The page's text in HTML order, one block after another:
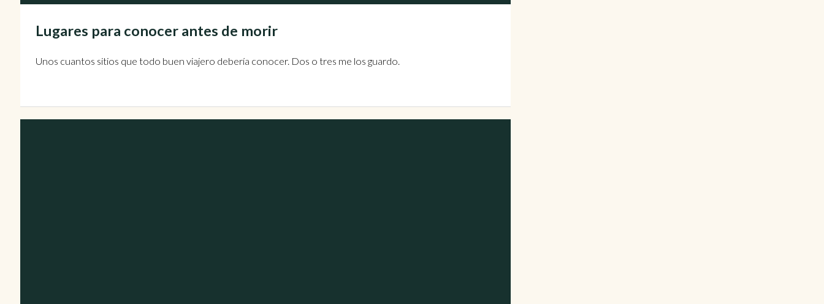
Lugares para conocer antes de morir
Unos cuantos sitios que todo buen viajero debería conocer. Dos o tres me los guardo.